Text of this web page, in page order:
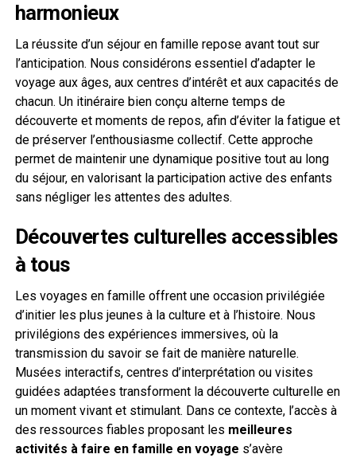
harmonieux
La réussite d’un séjour en famille repose avant tout sur
l’anticipation. Nous considérons essentiel d’adapter le
voyage aux âges, aux centres d’intérêt et aux capacités de
chacun. Un itinéraire bien conçu alterne temps de
découverte et moments de repos, afin d’éviter la fatigue et
de préserver l’enthousiasme collectif. Cette approche
permet de maintenir une dynamique positive tout au long
du séjour, en valorisant la participation active des enfants
sans négliger les attentes des adultes.
Découvertes culturelles accessibles
à tous
Les voyages en famille offrent une occasion privilégiée
d’initier les plus jeunes à la culture et à l’histoire. Nous
privilégions des expériences immersives, où la
transmission du savoir se fait de manière naturelle.
Musées interactifs, centres d’interprétation ou visites
guidées adaptées transforment la découverte culturelle en
un moment vivant et stimulant. Dans ce contexte, l’accès à
des ressources fiables proposant les meilleures
activités à faire en famille en voyage s’avère